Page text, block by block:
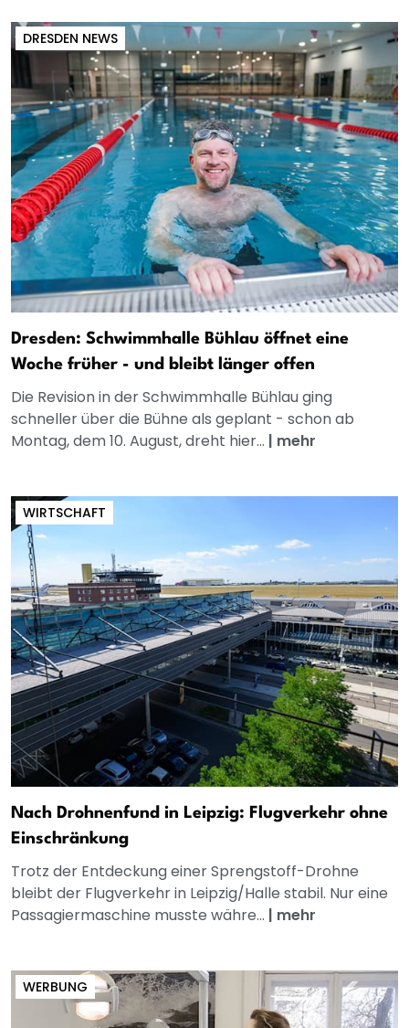
DRESDEN NEWS
Dresden: Schwimmhalle Bühlau öffnet eine
Woche früher - und bleibt länger offen
Die Revision in der Schwimmhalle Bühlau ging
schneller über die Bühne als geplant - schon ab
Montag, dem 10. August, dreht hier... | mehr
WIRTSCHAFT
Nach Drohnenfund in Leipzig: Flugverkehr ohne
Einschränkung
Trotz der Entdeckung einer Sprengstoff-Drohne
bleibt der Flugverkehr in Leipzig/Halle stabil. Nur eine
Passagiermaschine musste währe... | mehr
WERBUNG